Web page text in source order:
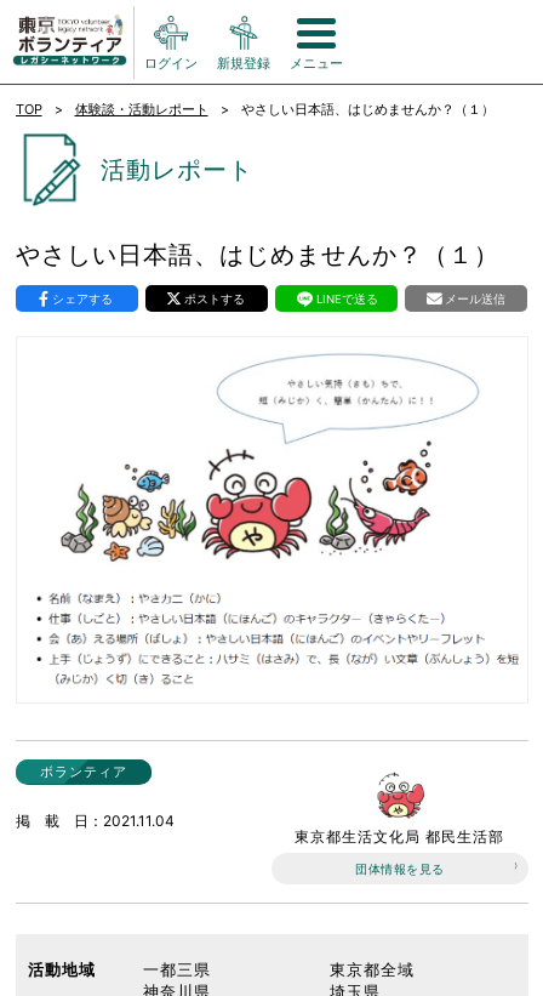
ログイン 新規登録 メニュー
TOP 体験談・活動レポート やさしい日本語、はじめませんか？（１）
活動レポート
やさしい日本語、はじめませんか？（１）
シェアする ポストする LINEで送る メール送信
ボランティア
掲載日
2021.11.04
東京都生活文化局 都民生活部
団体情報を見る
活動地域 一都三県
東京都全域
神奈川県
埼玉県